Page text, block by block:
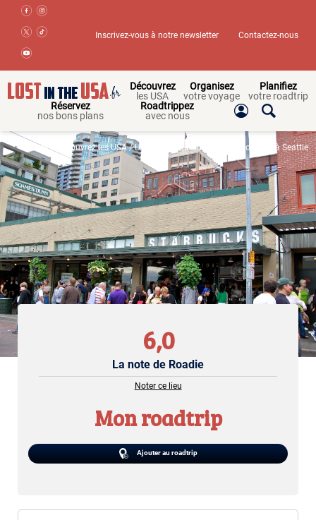
Inscrivez-vous à notre newsletter Contactez-nous
Découvrez
les USA
Organisez
votre voyage
Planifiez
votre roadtrip
Réservez
nos bons plans
Roadtrippez
avec nous
Accueil/ Découvrez les USA/ Le premier Starbucks de l’histoire est à Seattle
6,0
La note de Roadie
Noter ce lieu
Mon roadtrip
Ajouter au roadtrip